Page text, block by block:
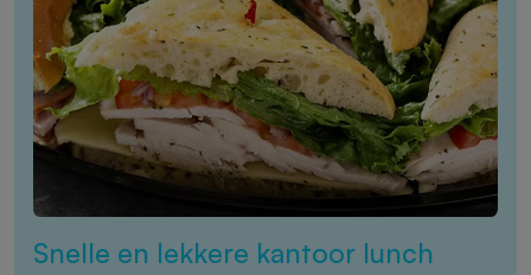
Snelle en lekkere kantoor lunch